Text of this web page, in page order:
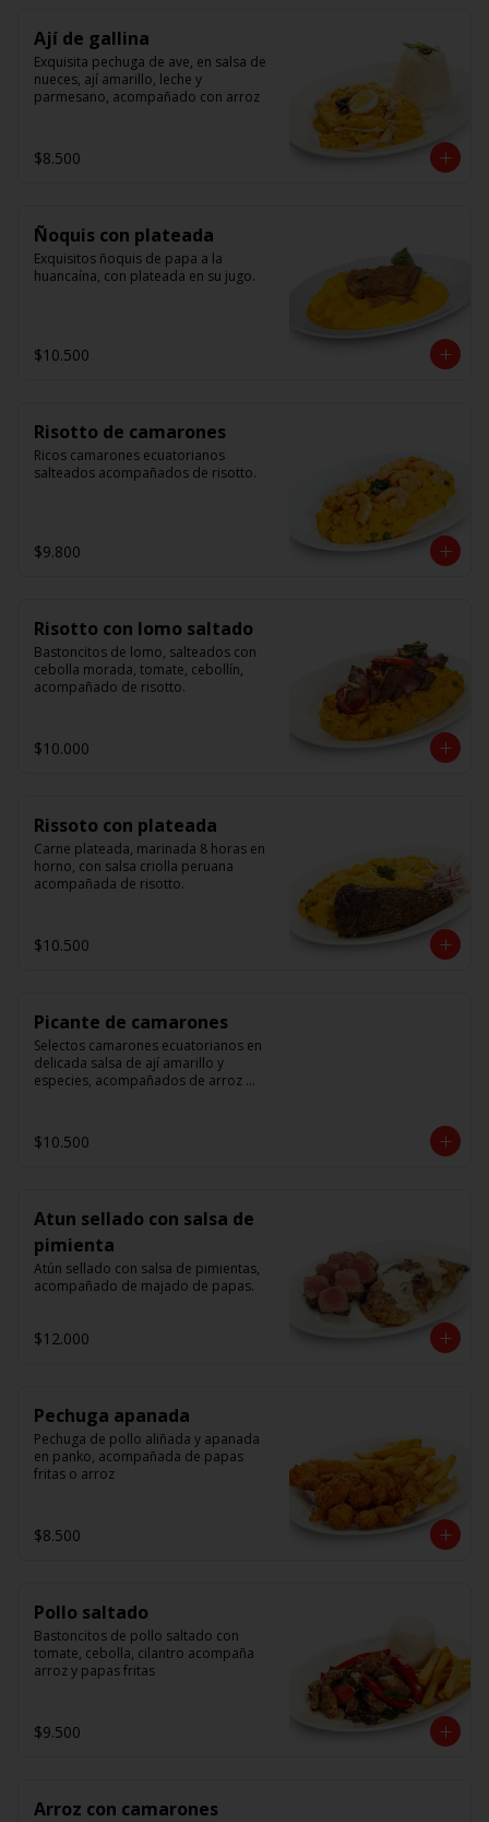
Ají de gallina
Exquisita pechuga de ave, en salsa de
nueces, ají amarillo, leche y
parmesano, acompañado con arroz
$8.500
Ñoquis con plateada
Exquisitos ñoquis de papa a la
huancaína, con plateada en su jugo.
$10.500
Risotto de camarones
Ricos camarones ecuatorianos
salteados acompañados de risotto.
$9.800
Risotto con lomo saltado
Bastoncitos de lomo, salteados con
cebolla morada, tomate, cebollín,
acompañado de risotto.
$10.000
Rissoto con plateada
Carne plateada, marinada 8 horas en
horno, con salsa criolla peruana
acompañada de risotto.
$10.500
Picante de camarones
Selectos camarones ecuatorianos en
delicada salsa de ají amarillo y
especies, acompañados de arroz
$10.500
Atun sellado con salsa de
pimienta
Atún sellado con salsa de pimientas,
acompañado de majado de papas.
$12.000
Pechuga apanada
Pechuga de pollo aliñada y apanada
en panko, acompañada de papas
fritas o arroz
$8.500
Pollo saltado
Bastoncitos de pollo saltado con
tomate, cebolla, cilantro acompaña
arroz y papas fritas
$9.500
Arroz con camarones